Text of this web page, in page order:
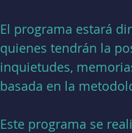
El programa estará
quienes tendrán la
inquietudes,
basada en la
Este programa se